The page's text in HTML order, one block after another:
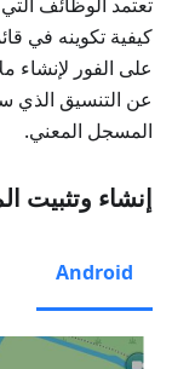
كيفية تكوينه في
على الفور لإنشاء
عن التنسيق الذي
المسجل المعني.
إنشاء وتثبيت
Android